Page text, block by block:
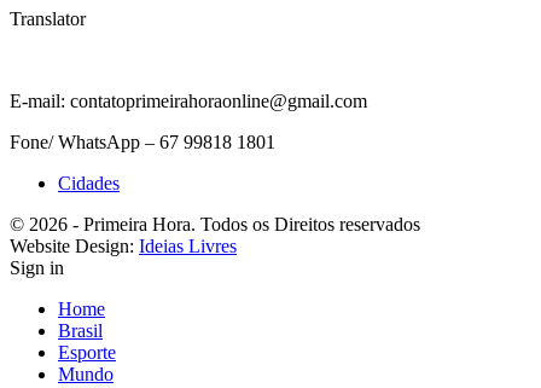
Translator
E-mail: contatoprimeirahoraonline@gmail.com
Fone/ WhatsApp – 67 99818 1801
Cidades
© 2026 - Primeira Hora. Todos os Direitos reservados
Website Design: Ideias Livres
Sign in
Home
Brasil
Esporte
Mundo